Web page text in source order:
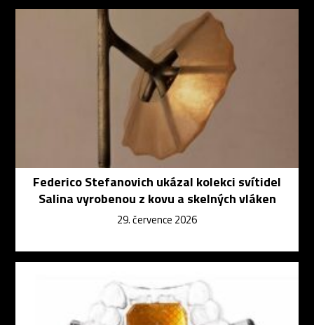
Federico Stefanovich ukázal kolekci svítidel
Salina vyrobenou z kovu a skelných vláken
29. července 2026